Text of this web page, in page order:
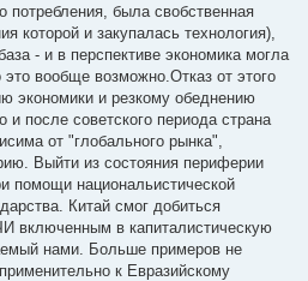
потребления, была свобственная
которой и закупалась технология),
- и в перспективе экономика могла
это вообще возможно.Отказ от этого
экономики и резкому обеднению
после советского периода страна
от "глобального рынка",
Выйти из состояния периферии
национальистической
Китай смог добиться
включенным в капиталистическую
нами. Больше примеров не
к Евразийскому